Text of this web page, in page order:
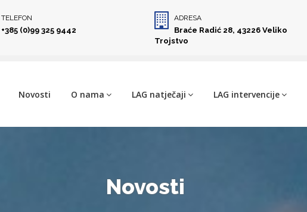
TELEFON
+385 (0)99 325 9442
ADRESA
Braće Radić 28, 43226 Veliko
Trojstvo
Novosti O nama LAG natječaji LAG intervencije
Novosti